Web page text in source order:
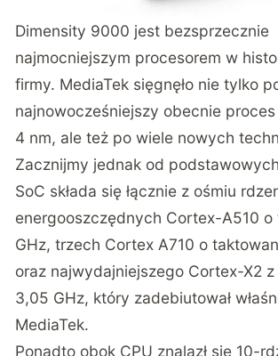
Dimensity 9000 jest bezsprzecznie
najmocniejszym procesorem w
firmy. MediaTek sięgnęło nie tylko
najnowocześniejszy obecnie
4 nm, ale też po wiele nowych
Zacznijmy jednak od
SoC składa się łącznie z ośmiu
energooszczędnych Cortex-A510 o
GHz, trzech Cortex A710 o
oraz najwydajniejszego Cortex-X2
3,05 GHz, który zadebiutował
MediaTek.
Ponadto obok CPU znalazł się 10-